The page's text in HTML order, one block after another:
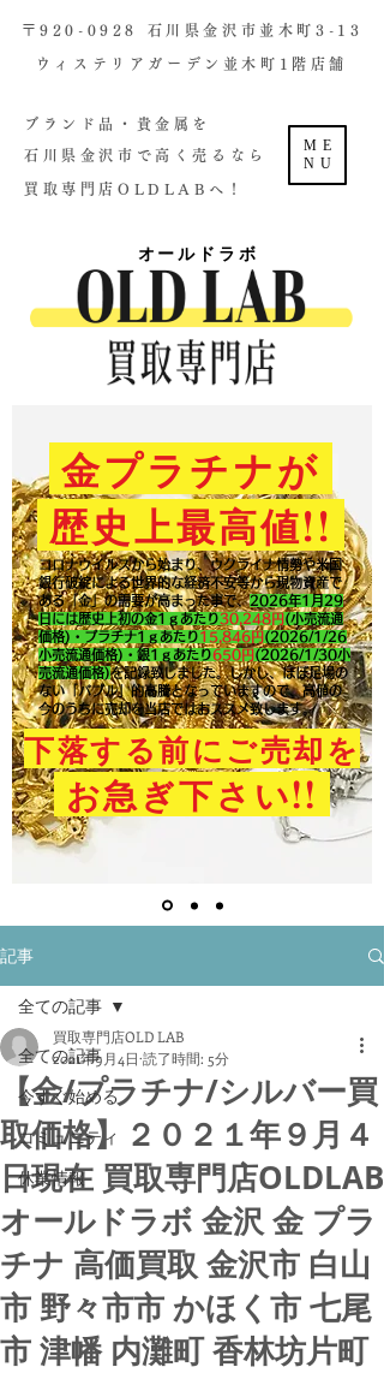
ME
NU
金プラチナが
歴史上最高値!!
コロナウイルスから始まり、ウクライナ情勢や米国
銀行破綻による世界的な経済不安等から現物資産で
ある「金」の需要が高まった事で、2026年1月29
日には歴史上初の金1ｇあたり30,248円 (小売流通
価格)・プラチナ1ｇあたり15,846円 (2026/1/26
小売流通価格)・銀1ｇあたり650円 (2026/1/30小
売流通価格)を記録致しました。​しかし、ほぼ足場の
ない「バブル」的高騰となっていますので、高値の
今のうちに売却を当店ではおススメ致します。
下落する前にご売却を
お急ぎ下さい!!
​〒920-0928 石川県金沢市並木町3-13
ウィステリアガーデン並木町1階店舗​
ブランド品・貴金属を
石川県金沢市で高く売るなら
買取専門店OLDLABへ！
オールドラボ
記事
全ての記事
今すぐ始める
コミュニティ
休業情報
全ての記事
【金/プラチナ/シルバー買
取価格】２０２１年９月４
日現在 買取専門店OLDLAB
オールドラボ 金沢 金 プラ
チナ 高価買取 金沢市 白山
市 野々市市 かほく市 七尾
市 津幡 内灘町 香林坊片町
買取専門店OLD LAB
2021年9月4日 読了時間: 5分